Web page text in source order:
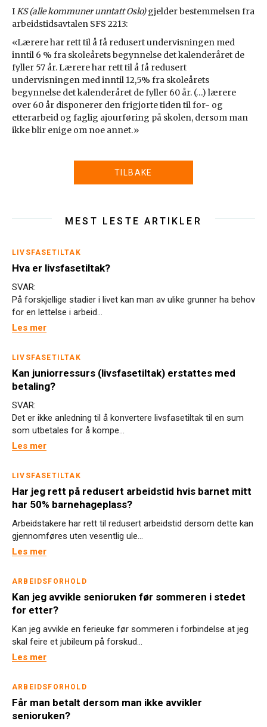
IKS (alle kommuner unntatt Oslo)gjelder bestemmelsen fra
arbeidstidsavtalen SFS 2213:
«Lærere har rett til å få redusert undervisningen med
inntil 6 % fra skoleårets begynnelse det kalenderåret de
fyller 57 år. Lærere har rett til å få redusert
undervisningen med inntil 12,5% fra skoleårets
begynnelse det kalenderåret de fyller 60 år. (…) lærere
over 60 år disponerer den frigjorte tiden til for- og
etterarbeid og faglig ajourføring på skolen, dersom man
ikke blir enige om noe annet.»
TILBAKE
MEST LESTE ARTIKLER
LIVSFASETILTAK
Hva er livsfasetiltak?
SVAR:
På forskjellige stadier i livet kan man av ulike grunner ha behov
for en lettelse i arbeid...
Les mer
LIVSFASETILTAK
Kan juniorressurs (livsfasetiltak) erstattes med
betaling?
SVAR:
Det er ikke anledning til å konvertere livsfasetiltak til en sum
som utbetales for å kompe...
Les mer
LIVSFASETILTAK
Har jeg rett på redusert arbeidstid hvis barnet mitt
har 50% barnehageplass?
Arbeidstakere har rett til redusert arbeidstid dersom dette kan
gjennomføres uten vesentlig ule...
Les mer
ARBEIDSFORHOLD
Kan jeg avvikle senioruken før sommeren i stedet
for etter?
Kan jeg avvikle en ferieuke før sommeren i forbindelse at jeg
skal feire et jubileum på forskud...
Les mer
ARBEIDSFORHOLD
Får man betalt dersom man ikke avvikler
senioruken?